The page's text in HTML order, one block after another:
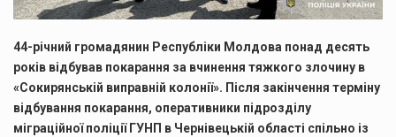
44-річний громадянин Республіки Молдова понад десять
років відбував покарання за вчинення тяжкого злочину в
«Сокирянській виправній колонії». Після закінчення терміну
відбування покарання, оперативники підрозділу
міграційної поліції ГУНП в Чернівецькій області спільно із